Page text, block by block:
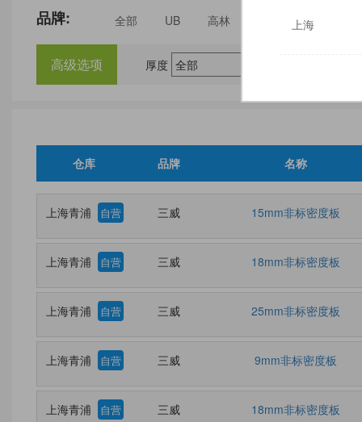
上海
品牌: 全部 UB 高林 中福
三威
建瓯福人
高级选项 厚度
仓库 品牌 名称
上海青浦 自营 三威 15mm非标密度板
上海青浦 自营 三威 18mm非标密度板
上海青浦 自营 三威 25mm非标密度板
上海青浦 自营 三威 9mm非标密度板
上海青浦 自营 三威 18mm非标密度板